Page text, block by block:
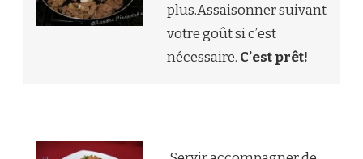
plus.Assaisonner suivant
votre goût si c’est
nécessaire. C’est prêt!